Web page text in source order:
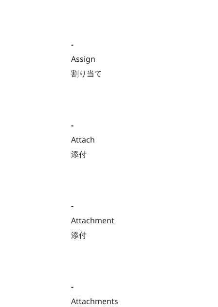
-
Assign
割り当て
-
Attach
添付
-
Attachment
添付
-
Attachments